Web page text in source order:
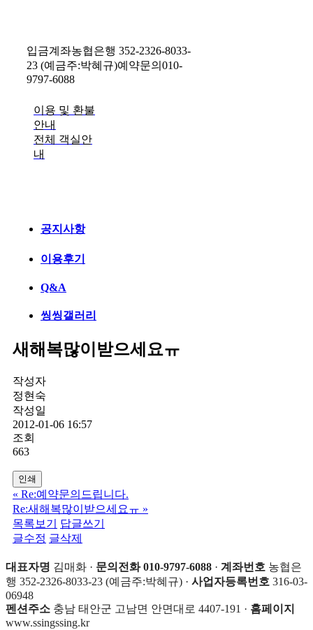
입금계좌농협은행 352-2326-8033-
23 (예금주:박혜규)예약문의 010-
9797-6088
이용 및 환불
안내
전체 객실안
내
공지사항
이용후기
Q&A
씽씽갤러리
새해복많이받으세요ㅠ
작성자
정현숙
작성일
2012-01-06 16:57
조회
663
인쇄
« Re:예약문의드립니다.
Re:새해복많이받으세요ㅠ »
목록보기
답글쓰기
글수정 글삭제
대표자명 김매화 · 문의전화 010-9797-6088 · 계좌번호 농협은
행 352-2326-8033-23 (예금주:박혜규) · 사업자등록번호 316-03-
06948
펜션주소 충남 태안군 고남면 안면대로 4407-191 · 홈페이지
www.ssingssing.kr